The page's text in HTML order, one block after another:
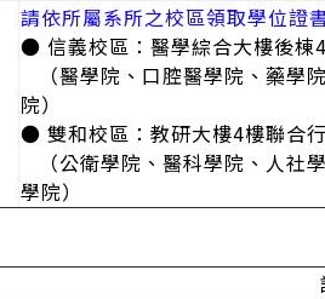
請依所屬系所之校區領取學位證
● 信義校區：醫學綜合大樓後棟
（醫學院、口腔醫學院、藥學
院）
● 雙和校區：教研大樓4樓聯合
（公衛學院、醫科學院、人社
學院）